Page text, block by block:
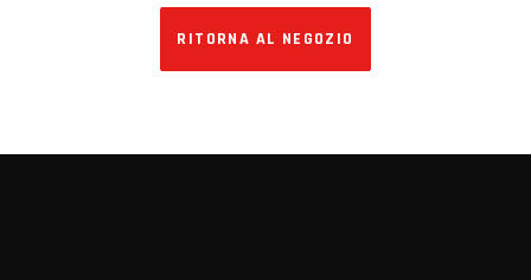
RITORNA AL NEGOZIO